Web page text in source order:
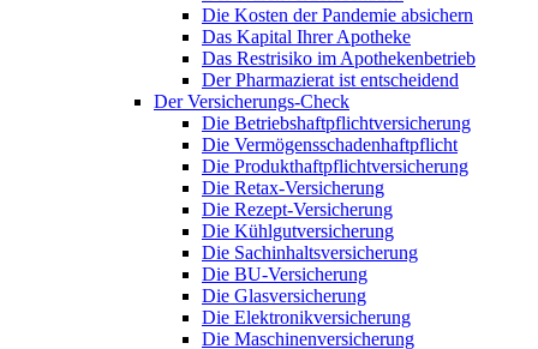
Die Kosten der Pandemie absichern
Das Kapital Ihrer Apotheke
Das Restrisiko im Apothekenbetrieb
Der Pharmazierat ist entscheidend
Der Versicherungs-Check
Die Betriebshaftpflichtversicherung
Die Vermögensschadenhaftpflicht
Die Produkthaftpflichtversicherung
Die Retax-Versicherung
Die Rezept-Versicherung
Die Kühlgutversicherung
Die Sachinhaltsversicherung
Die BU-Versicherung
Die Glasversicherung
Die Elektronikversicherung
Die Maschinenversicherung